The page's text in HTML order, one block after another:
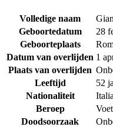
Volledige naam
Geboortedatum
28
Geboorteplaats
Datum van overlijden 1
Plaats van overlijden
Leeftijd
52
Nationaliteit
Beroep
Doodsoorzaak